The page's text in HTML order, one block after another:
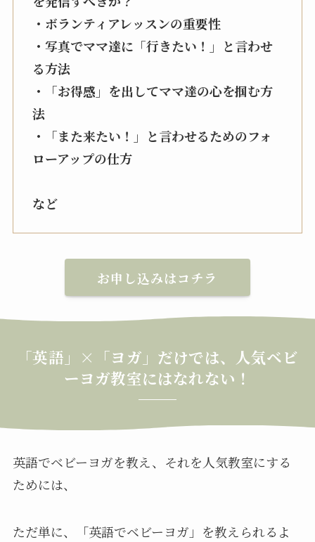
・ボランティアレッスンの重要性
・写真でママ達に「行きたい！」と言わせ
る方法
・「お得感」を出してママ達の心を掴む方
法
・「また来たい！」と言わせるためのフォ
ローアップの仕方
など
お申し込みはコチラ
「英語」×「ヨガ」だけでは、人気ベビ
ーヨガ教室にはなれない！
英語でベビーヨガを教え、それを人気教室にする
ためには、
ただ単に、「英語でベビーヨガ」を教えられるよ